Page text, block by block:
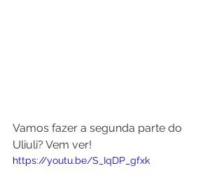
Vamos fazer a segunda parte do
Uliuli? Vem ver!
https://youtu.be/S_IqDP_gfxk